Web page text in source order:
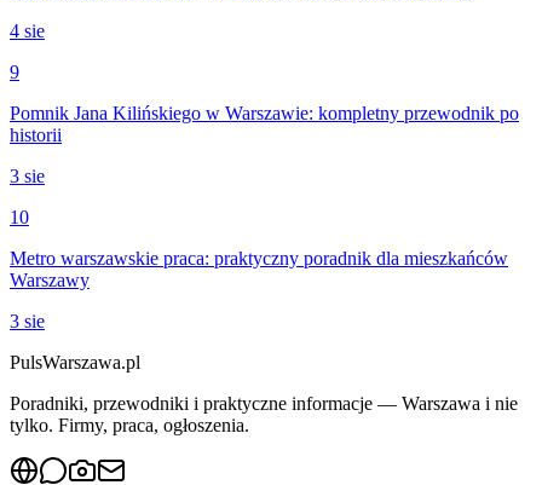
4 sie
9
Pomnik Jana Kilińskiego w Warszawie: kompletny przewodnik po
historii
3 sie
10
Metro warszawskie praca: praktyczny poradnik dla mieszkańców
Warszawy
3 sie
PulsWarszawa.pl
Poradniki, przewodniki i praktyczne informacje — Warszawa i nie
tylko. Firmy, praca, ogłoszenia.